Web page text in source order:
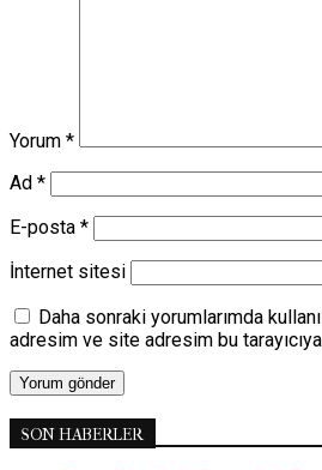
Yorum *
Ad *
E-posta *
İnternet sitesi
Daha sonraki yorumlarımda
adresim ve site adresim bu
SON HABERLER